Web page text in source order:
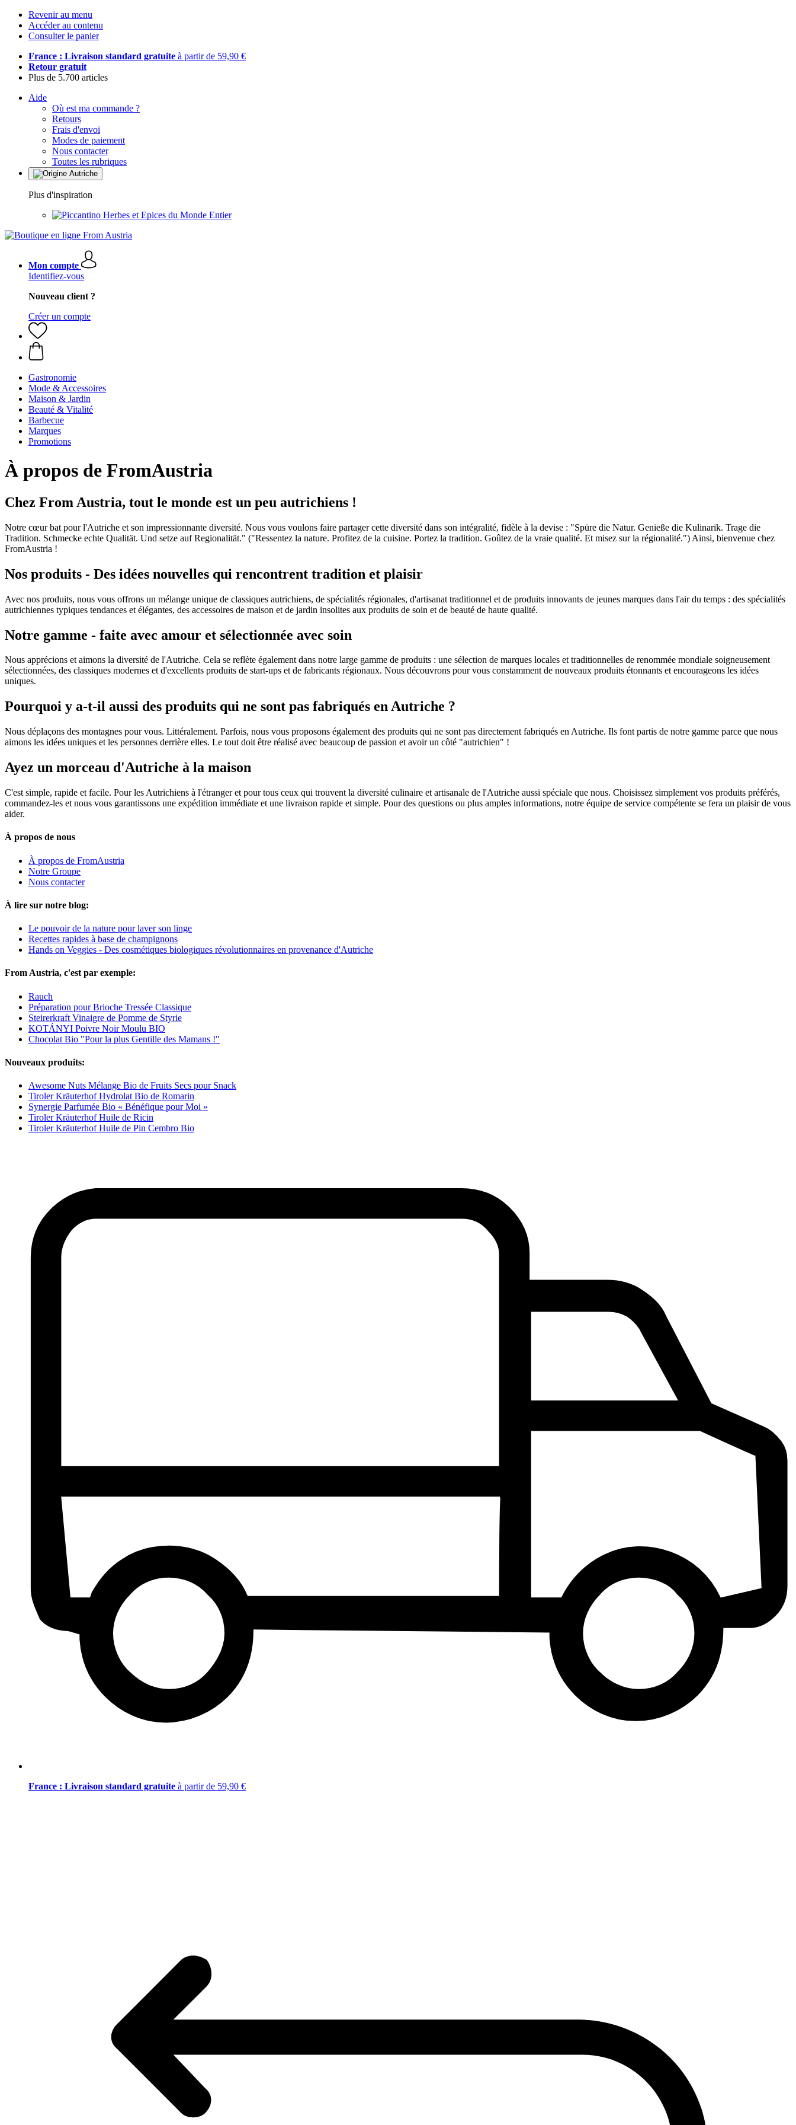
Revenir au menu
Accéder au contenu
Consulter le panier
France : Livraison standard gratuite à partir de 59,90 €
Retour gratuit
Plus de 5.700 articles
Aide
Où est ma commande ?
Retours
Frais d'envoi
Modes de paiement
Nous contacter
Toutes les rubriques
Plus d'inspiration
Herbes et Epices du Monde Entier
Mon compte
Identifiez-vous
Nouveau client ?
Créer un compte
Gastronomie
Mode & Accessoires
Maison & Jardin
Beauté & Vitalité
Barbecue
Marques
Promotions
À propos de FromAustria
Chez From Austria, tout le monde est un peu autrichiens !
Notre cœur bat pour l'Autriche et son impressionnante diversité. Nous vous voulons faire partager cette diversité dans son intégralité, fidèle à la devise : "Spüre die Natur. Genieße die Kulinarik. Trage die
Tradition. Schmecke echte Qualität. Und setze auf Regionalität." ("Ressentez la nature. Profitez de la cuisine. Portez la tradition. Goûtez de la vraie qualité. Et misez sur la régionalité.") Ainsi, bienvenue chez
FromAustria !
Nos produits - Des idées nouvelles qui rencontrent tradition et plaisir
Avec nos produits, nous vous offrons un mélange unique de classiques autrichiens, de spécialités régionales, d'artisanat traditionnel et de produits innovants de jeunes marques dans l'air du temps : des spécialités
autrichiennes typiques tendances et élégantes, des accessoires de maison et de jardin insolites aux produits de soin et de beauté de haute qualité.
Notre gamme - faite avec amour et sélectionnée avec soin
Nous apprécions et aimons la diversité de l'Autriche. Cela se reflète également dans notre large gamme de produits : une sélection de marques locales et traditionnelles de renommée mondiale soigneusement
sélectionnées, des classiques modernes et d'excellents produits de start-ups et de fabricants régionaux. Nous découvrons pour vous constamment de nouveaux produits étonnants et encourageons les idées
uniques.
Pourquoi y a-t-il aussi des produits qui ne sont pas fabriqués en Autriche ?
Nous déplaçons des montagnes pour vous. Littéralement. Parfois, nous vous proposons également des produits qui ne sont pas directement fabriqués en Autriche. Ils font partis de notre gamme parce que nous
aimons les idées uniques et les personnes derrière elles. Le tout doit être réalisé avec beaucoup de passion et avoir un côté "autrichien" !
Ayez un morceau d'Autriche à la maison
C'est simple, rapide et facile. Pour les Autrichiens à l'étranger et pour tous ceux qui trouvent la diversité culinaire et artisanale de l'Autriche aussi spéciale que nous. Choisissez simplement vos produits préférés,
commandez-les et nous vous garantissons une expédition immédiate et une livraison rapide et simple. Pour des questions ou plus amples informations, notre équipe de service compétente se fera un plaisir de vous
aider.
À propos de nous
À propos de FromAustria
Notre Groupe
Nous contacter
À lire sur notre blog:
Le pouvoir de la nature pour laver son linge
Recettes rapides à base de champignons
Hands on Veggies - Des cosmétiques biologiques révolutionnaires en provenance d'Autriche
From Austria, c'est par exemple:
Rauch
Préparation pour Brioche Tressée Classique
Steirerkraft Vinaigre de Pomme de Styrie
KOTÁNYI Poivre Noir Moulu BIO
Chocolat Bio "Pour la plus Gentille des Mamans !"
Nouveaux produits:
Awesome Nuts Mélange Bio de Fruits Secs pour Snack
Tiroler Kräuterhof Hydrolat Bio de Romarin
Synergie Parfumée Bio « Bénéfique pour Moi »
Tiroler Kräuterhof Huile de Ricin
Tiroler Kräuterhof Huile de Pin Cembro Bio
France : Livraison standard gratuite à partir de 59,90 €